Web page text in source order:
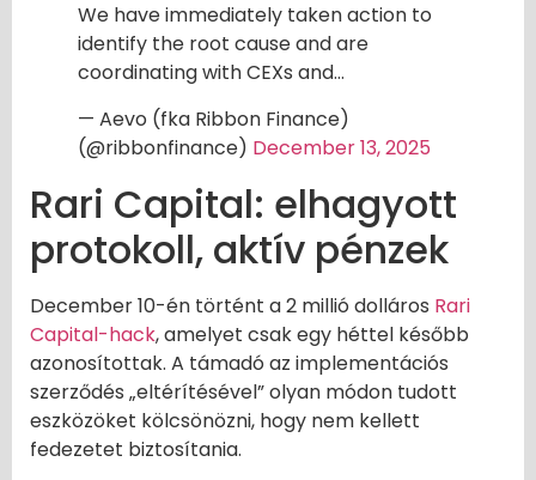
We have immediately taken action to
identify the root cause and are
coordinating with CEXs and…
— Aevo (fka Ribbon Finance)
(@ribbonfinance) December 13, 2025
Rari Capital: elhagyott
protokoll, aktív pénzek
December 10-én történt a 2 millió dolláros Rari
Capital-hack, amelyet csak egy héttel később
azonosítottak. A támadó az implementációs
szerződés „eltérítésével” olyan módon tudott
eszközöket kölcsönözni, hogy nem kellett
fedezetet biztosítania.